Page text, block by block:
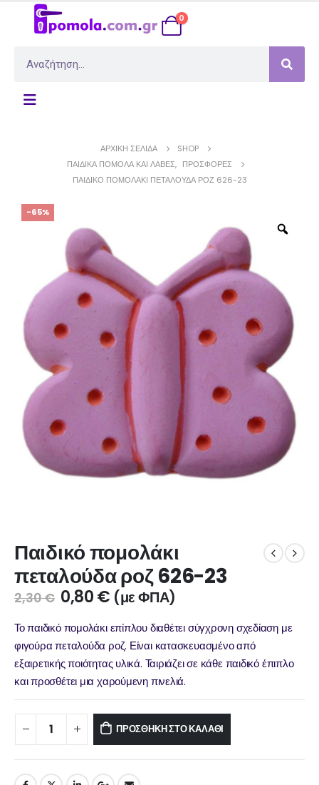
0
ΑΡΧΙΚΉ ΣΕΛΊΔΑ
SHOP
ΠΑΙΔΙΚΆ ΠΟΜΟΛΑ ΚΑΙ ΛΑΒΈΣ, ΠΡΟΣΦΟΡΈΣ
ΠΑΙΔΙΚΌ ΠΟΜΟΛΆΚΙ ΠΕΤΑΛΟΎΔΑ ΡΟΖ 626-23
-65%
Παιδικό πομολάκι
πεταλούδα ροζ 626-23
2,30€ 0,80€ (με ΦΠΑ)
Το παιδικό πομολάκι επίπλου διαθέτει σύγχρονη σχεδίαση με
φιγούρα πεταλούδα ροζ. Είναι κατασκευασμένο από
εξαιρετικής ποιότητας υλικά. Ταιριάζει σε κάθε παιδικό έπιπλο
και προσθέτει μια χαρούμενη πινελιά.
ΠΡΟΣΘΉΚΗ ΣΤΟ ΚΑΛΆΘΙ